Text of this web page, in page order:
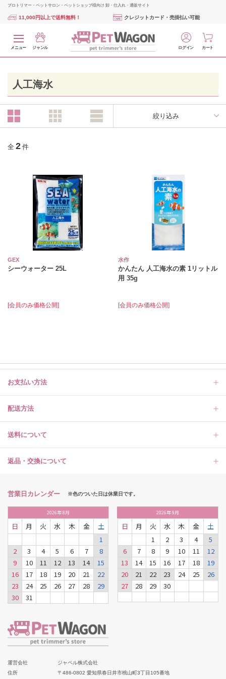
プロトリマー・ペットサロン・ペットショップ様向け 卸・仕入れ・通販サイト
11,000円以上で送料無料！ クレジットカード・売掛払い可能
メニュー ジャンル ログイン カート
人工海水
絞り込み
全 2 件
GEX
シーウォーター 25L
[会員のみ価格公開]
水作
かんたん 人工海水の素 1リットル
用 35g
[会員のみ価格公開]
お支払い方法
配送方法
送料について
返品・交換について
営業日カレンダー ※色のついた日は休業日です。
2026年8月
日 月 火 水 木 金
土
1
2
3 4 5 6 7
8
9
10 11 12 13 14
15
16
17 18 19 20 21
22
23
24 25 26 27 28
29
30
31
2026年9月
日 月 火 水 木 金
土
1
2 3 4
5
6
7 8 9 10 11
12
13
14 15 16 17 18
19
20
21 22 23 24 25
26
27
28 29 30
運営会社
ジャペル株式会社
住所
〒486-0802 愛知県春日井市桃山町3丁目105番地